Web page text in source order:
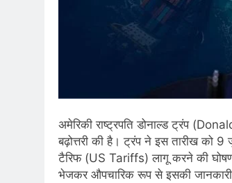
अमेरिकी राष्ट्रपति डोनाल्ड ट्रंप
बढ़ोत्तरी की है। ट्रंप ने इस तारीख को
टैरिफ (US Tariffs) लागू करने की
भेजकर औपचारिक रूप से इसकी